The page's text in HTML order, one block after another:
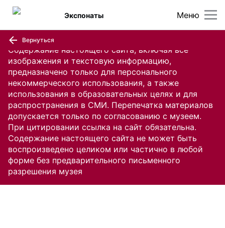
Содержание настоящего сайта, включая все
изображения и текстовую информацию,
предназначено только для персонального
некоммерческого использования, а также
использования в образовательных целях и для
распространения в СМИ. Перепечатка материалов
допускается только по согласованию с музеем.
При цитировании ссылка на сайт обязательна.
Содержание настоящего сайта не может быть
воспроизведено целиком или частично в любой
форме без предварительного письменного
разрешения музея
Меню
Экспонаты
Вернуться